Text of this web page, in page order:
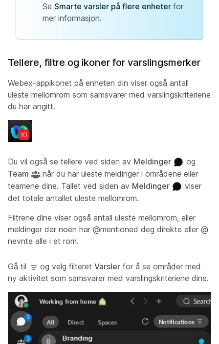
Se Smarte varsler på flere enheter for
mer informasjon.
Tellere, filtre og ikoner for varslingsmerker
Webex-appikonet på enheten din viser også antall
uleste mellomrom som samsvarer med varslingskriteriene
du har angitt.
Du vil også se tellere ved siden av Meldinger
og
Team
når du har uleste meldinger i områdene eller
teamene dine. Tallet ved siden av Meldinger
viser
det totale antallet uleste mellomrom.
Filtrene dine viser også antall uleste mellomrom, eller
meldinger der noen har @mentioned deg direkte eller @
nevnte alle i et rom.
Gå til og velg filteret Varsler for å se områder med
ny aktivitet som samsvarer med varslingskriteriene dine.